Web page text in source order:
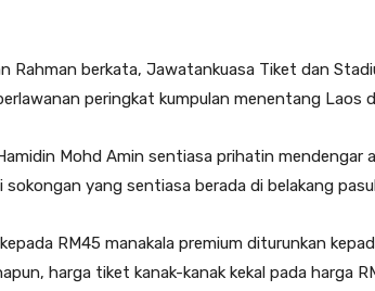
Rahman berkata, Jawatankuasa Tiket dan
peringkat kumpulan menentang Laos
Mohd Amin sentiasa prihatin mendengar
yang sentiasa berada di belakang
RM45 manakala premium diturunkan
harga tiket kanak-kanak kekal pada harga